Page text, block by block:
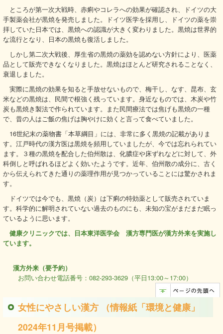
ところが第一次大戦時、赤痢やコレラへの効果が確認され、ドイツの大
手製薬会社が黒焼を発売しました。ドイツ医学を採用し、ドイツの薬を崇
拝していた日本では、黒焼への認識が大きく変わりました。黒焼は世界的
な流行となり、日本の黒焼も復活しました。
しかし第二次大戦後、厚生省の黒焼の薬効を認めない方針により、医薬
品として販売できなくなりました。黒焼はほとんど研究されることなく、
衰退しました。
実際に黒焼の効果を知ると手放せないもので、梅干し、なす、昆布、玄
米などの黒焼は、民間で根強く残っています。身近なものでは、木炭や竹
炭も黒焼き製法で作られています。また民間療法では焦げも黒焼の一種
で、昔の人はご飯の焦げは胸やけに効くと言って食べていました。
16世紀末の薬物書「本草綱目」には、非常に多く黒焼の記載がありま
す。江戸時代の漢方医は黒焼を頻用していましたが、今では忘れられてい
ます。３種の黒焼を配合した伯州散は、化膿症や床ずれなどに対して、外
科倒しと呼ばれるほどよく効いたようです。近年、伯州散の成分に、古く
から伝えられてきた通りの薬理作用が見つかっていることには驚かされま
す。
ドイツでは今でも、黒焼（炭）は下痢の特効薬として販売されていま
す。科学的に解明されていない過去のものにも、未知の宝がまだまだ眠っ
ているように思います。
健康クリニックでは、日本東洋医学会 漢方専門医が漢方外来を実施し
ています。
漢方外来（要予約）
お問い合わせ電話番号：082-293-3629（平日13:00～17:00）
女性にやさしい漢方 （情報紙「環境と健康」
2024年11月号掲載）